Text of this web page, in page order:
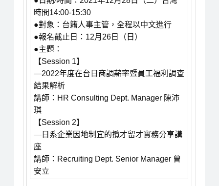
時間14:00-15:30
●對象：台籍人事主管，全程以中文進行
●報名截止日：12月26日（日）
●主題：
【Session 1】
—2022年度在台日商調薪率暨員工福利調查
結果解析
講師：HR Consulting Dept. Manager 陳沛
琪
【Session 2】
—日系企業因地制宜的攬才留才實務分享講
座
講師：Recruiting Dept. Senior Manager 曾
安立